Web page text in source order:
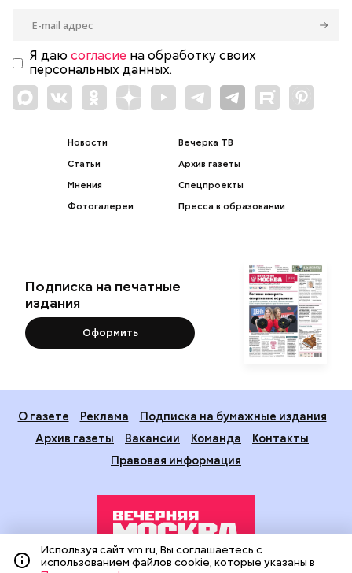
Я даю согласие на обработку своих
персональных данных.
Новости
Статьи
Мнения
Фотогалереи
Вечерка ТВ
Архив газеты
Спецпроекты
Пресса в образовании
Подписка на печатные
издания
Оформить
О газете Реклама
Подписка на бумажные издания
Архив газеты
Вакансии Команда
Контакты
Правовая информация
Используя сайт vm.ru, Вы соглашаетесь с
использованием файлов cookie, которые указаны в